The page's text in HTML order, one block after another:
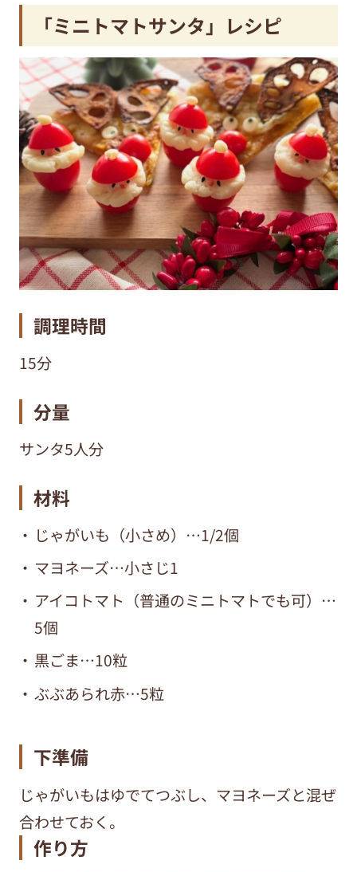
「ミニトマトサンタ」レシピ
調理時間
15分
分量
サンタ5人分
材料
じゃがいも（小さめ）…1/2個
マヨネーズ…小さじ1
アイコトマト（普通のミニトマトでも可）…
5個
黒ごま…10粒
ぶぶあられ赤…5粒
下準備
じゃがいもはゆでてつぶし、マヨネーズと混ぜ
合わせておく。
作り方